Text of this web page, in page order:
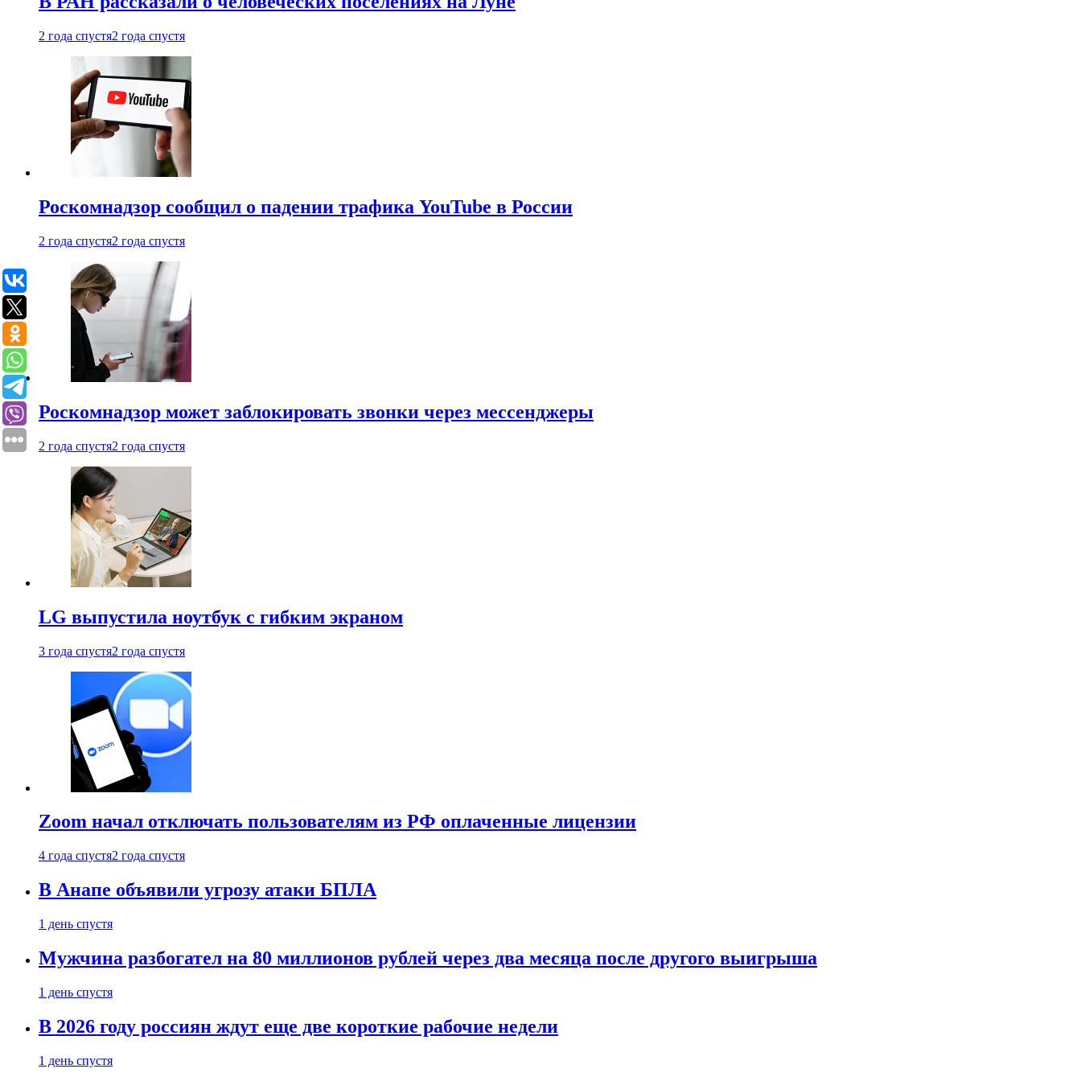
2 года спустя2 года спустя
Роскомнадзор сообщил о падении трафика YouTube в России
2 года спустя2 года спустя
Роскомнадзор может заблокировать звонки через мессенджеры
2 года спустя2 года спустя
LG выпустила ноутбук с гибким экраном
3 года спустя2 года спустя
Zoom начал отключать пользователям из РФ оплаченные лицензии
4 года спустя2 года спустя
В Анапе объявили угрозу атаки БПЛА
1 день спустя
Мужчина разбогател на 80 миллионов рублей через два месяца после другого выигрыша
1 день спустя
В 2026 году россиян ждут еще две короткие рабочие недели
1 день спустя